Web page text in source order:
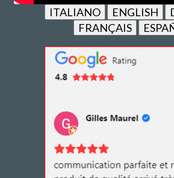
ITALIANO ENGLISH
FRANÇAIS